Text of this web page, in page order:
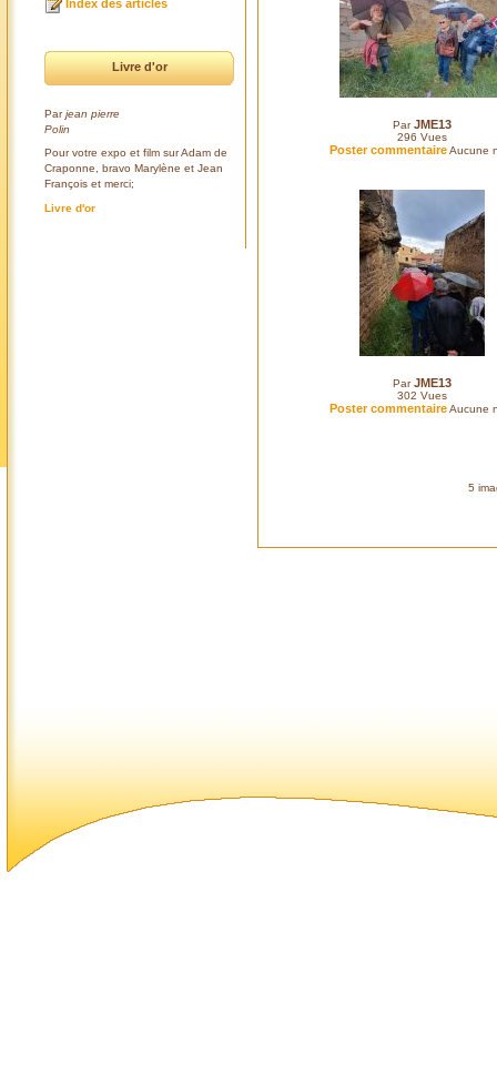
Index des articles
Livre d'or
Parjean pierre
Polin
Pour votre expo et film sur Adam de
Craponne, bravo Marylène et Jean
François et merci;
Livre d'or
ParJME13
296 Vues
Poster commentaireAucune
ParJME13
302 Vues
Poster commentaireAucune
5